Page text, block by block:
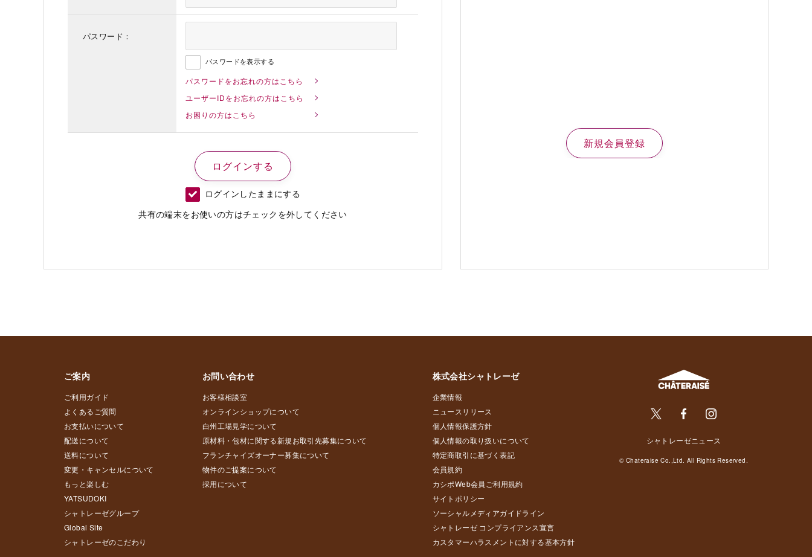
パスワード：
パスワードを表示する
パスワードをお忘れの方はこちら
ユーザーIDをお忘れの方はこちら
お困りの方はこちら
ログインしたままにする
共有の端末をお使いの方はチェックを外してください
ご案内
ご利用ガイド
よくあるご質問
お支払いについて
配送について
送料について
変更・キャンセルについて
もっと楽しむ
YATSUDOKI
シャトレーゼグループ
Global Site
シャトレーゼのこだわり
お問い合わせ
お客様相談室
オンラインショップについて
白州工場見学について
原材料・包材に関する新規お取引先募集について
フランチャイズオーナー募集について
物件のご提案について
採用について
株式会社シャトレーゼ
企業情報
ニュースリリース
個人情報保護方針
個人情報の取り扱いについて
特定商取引に基づく表記
会員規約
カシポWeb会員ご利用規約
サイトポリシー
ソーシャルメディアガイドライン
シャトレーゼ コンプライアンス宣言
カスタマーハラスメントに対する基本方針
シャトレーゼニュース
© Chateraise Co.,Ltd. All Rights Reserved.